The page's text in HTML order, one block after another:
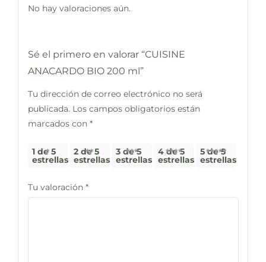
No hay valoraciones aún.
Sé el primero en valorar “CUISINE
ANACARDO BIO 200 ml”
Tu dirección de correo electrónico no será
publicada. Los campos obligatorios están
marcados con *
1 de 5
estrellas
2 de 5
estrellas
3 de 5
estrellas
4 de 5
estrellas
5 de 5
estrellas
Tu valoración *